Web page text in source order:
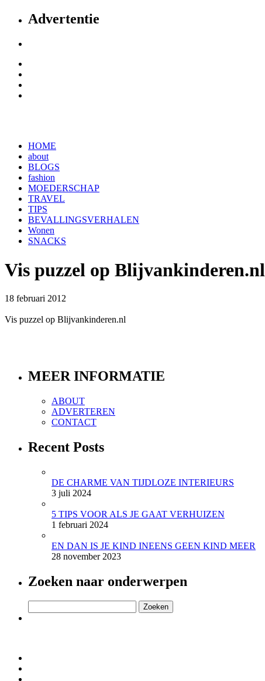
Advertentie
HOME
about
BLOGS
fashion
MOEDERSCHAP
TRAVEL
TIPS
BEVALLINGSVERHALEN
Wonen
SNACKS
Vis puzzel op Blijvankinderen.nl
18 februari 2012
Vis puzzel op Blijvankinderen.nl
MEER INFORMATIE
ABOUT
ADVERTEREN
CONTACT
Recent Posts
DE CHARME VAN TIJDLOZE INTERIEURS
3 juli 2024
5 TIPS VOOR ALS JE GAAT VERHUIZEN
1 februari 2024
EN DAN IS JE KIND INEENS GEEN KIND MEER
28 november 2023
Zoeken naar onderwerpen
naar: